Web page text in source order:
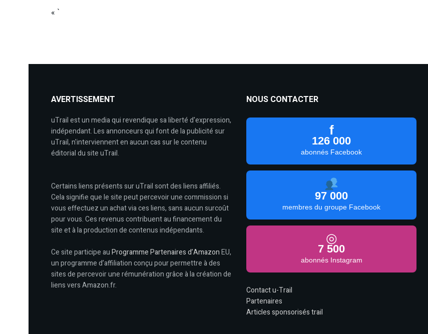
« `
AVERTISSEMENT
uTrail est un media qui revendique sa liberté d'expression,
indépendant. Les annonceurs qui font de la publicité sur
uTrail, n'interviennent en aucun cas sur le contenu
éditorial du site uTrail.
Certains liens présents sur uTrail sont des liens affiliés.
Cela signifie que le site peut percevoir une commission si
vous effectuez un achat via ces liens, sans aucun surcoût
pour vous. Ces revenus contribuent au financement du
site et à la production de contenus indépendants.
Ce site participe auProgramme Partenaires d’AmazonEU,
un programme d’affiliation conçu pour permettre à des
sites de percevoir une rémunération grâce à la création de
liens vers Amazon.fr.
NOUS CONTACTER
f
126 000
abonnés Facebook
97 000
membres du groupe Facebook
◎
7 500
abonnés Instagram
Contact u-Trail
Partenaires
Articles sponsorisés trail